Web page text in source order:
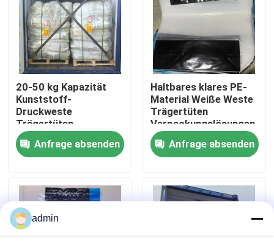
Über uns
Fabrik Tour
Qualitätskontrolle
Referenzen
POF-Schrumpffolie
PVC-Psychiatersverpackungsfilm
20-50 kg Kapazität
Kunststoff-
Druckweste
Trägertüten
umweltfreundlich
Vielseitig Verpackung
für Unternehmen
Anfrage absenden
Haltbares klares PE-
Material Weiße Weste
Trägertüten
Verpackungslösungen
Anfrage absenden
admin